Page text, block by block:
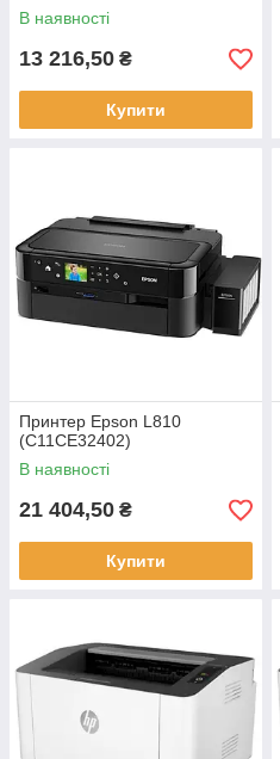
В наявності
13 216,50 ₴
Купити
Принтер Epson L810
(C11CE32402)
В наявності
21 404,50 ₴
Купити